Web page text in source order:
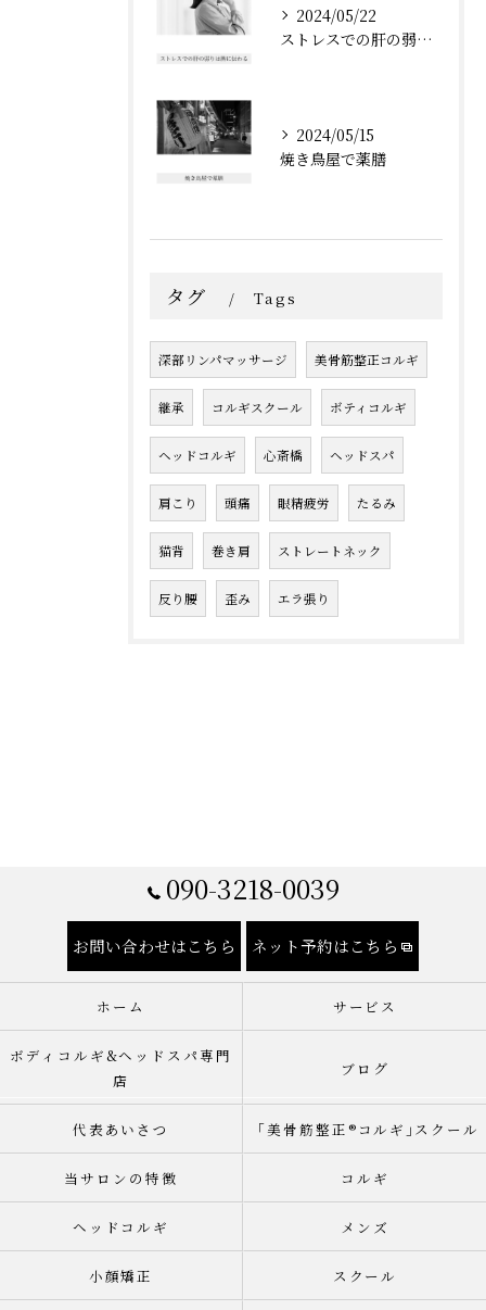
2024/05/22
ストレスでの肝の弱りは脾に伝わる
2024/05/15
焼き鳥屋で薬膳
タグ Tags
深部リンパマッサージ 美骨筋整正コルギ
継承 コルギスクール ボティコルギ
ヘッドコルギ 心斎橋 ヘッドスパ
肩こり 頭痛 眼精疲労 たるみ
猫背 巻き肩 ストレートネック
反り腰 歪み エラ張り
090-3218-0039
お問い合わせはこちら ネット予約はこちら
ホーム サービス
ボディコルギ&ヘッドスパ専門
店
ブログ
代表あいさつ 「美骨筋整正®︎コルギ｣スクール
当サロンの特徴 コルギ
ヘッドコルギ メンズ
小顔矯正 スクール